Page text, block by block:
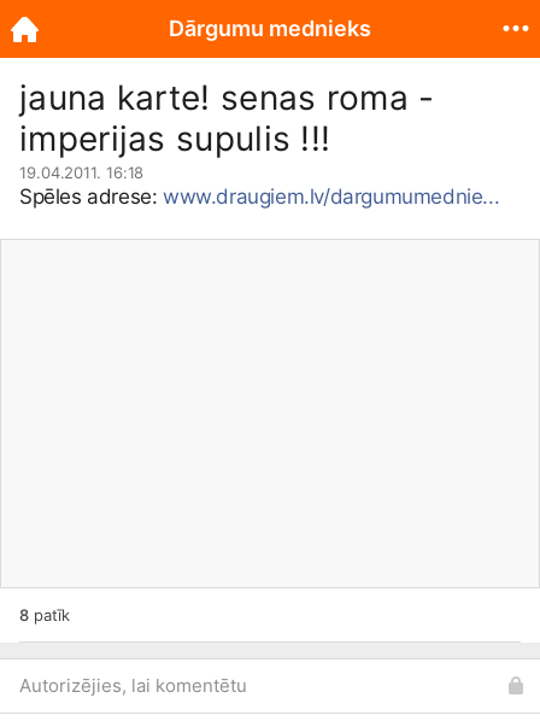
jauna karte! senas roma -
imperijas supulis !!!
19.04.2011. 16:18
Spēles adrese: www.draugiem.lv/dargumumednie...
8patīk
Autorizējies, lai komentētu
Dārgumu mednieks